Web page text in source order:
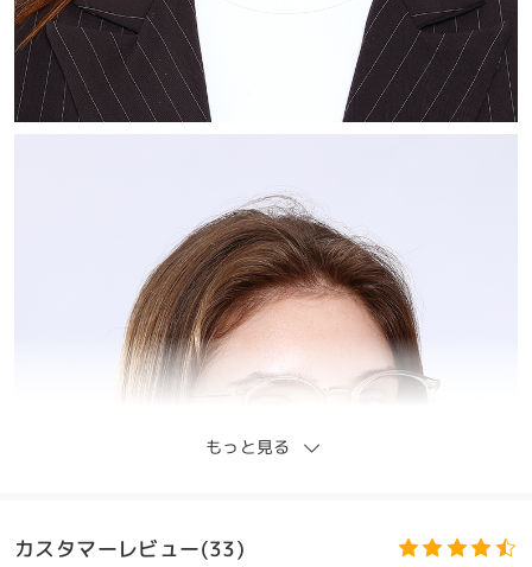
もっと見る
カスタマーレビュー(33)